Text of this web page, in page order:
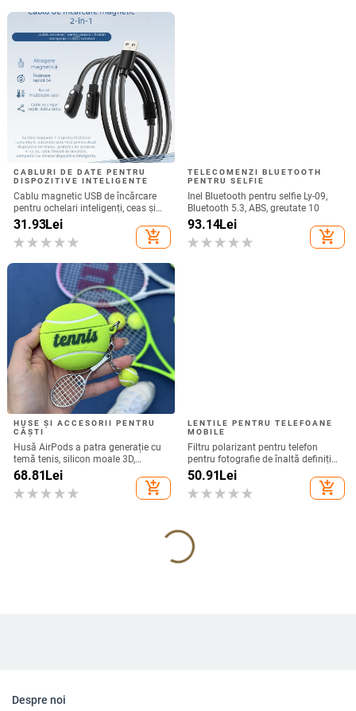
CABLURI DE DATE PENTRU
DISPOZITIVE INTELIGENTE
Cablu magnetic USB de încărcare
pentru ochelari inteligenți, ceas și
brățară – unu la doi, compatibil cu
4.0-12.3, brand Rising Sun
31.93Lei
add_shopping_cart
TELECOMENZI BLUETOOTH
PENTRU SELFIE
Inel Bluetooth pentru selfie Ly-09,
Bluetooth 5.3, ABS, greutate 10
93.14Lei
add_shopping_cart
HUSE ȘI ACCESORII PENTRU
CĂȘTI
Husă AirPods a patra generație cu
temă tenis, silicon moale 3D,
compatibilă cu AirPods 3 și Pro 2
68.81Lei
add_shopping_cart
LENTILE PENTRU TELEFOANE
MOBILE
Filtru polarizant pentru telefon
pentru fotografie de înaltă definiție
— filtru ND, model GZM
50.91Lei
add_shopping_cart
Despre noi